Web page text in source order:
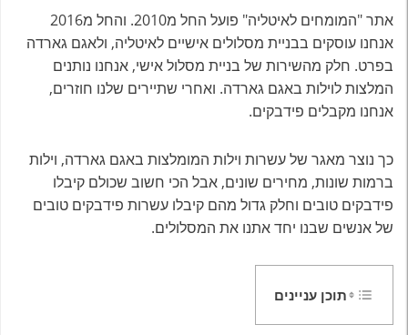
אתר "המומחים לאיטליה" פועל החל מ2010. והחל מ2016
אנחנו עוסקים בבניית מסלולים אישיים לאיטליה, ולאגם גארדה
בפרט. חלק מהשירות של בניית מסלול אישי, אנחנו נותנים
המלצות לוילות באגם גארדה. ואחרי שתיירים שלנו חוזרים,
אנחנו מקבלים פידבקים.
כך נוצר מאגר של עשרות וילות המומלצות באגם גארדה, וילות
ברמות שונות, מחירים שונים, אבל הכי חשוב שכולם קיבלו
פידבקים טובים וחלק גדול מהם קיבלו עשרות פידבקים טובים
של אנשים שבנו יחד אתנו את המסלולים.
תוכן עניינים